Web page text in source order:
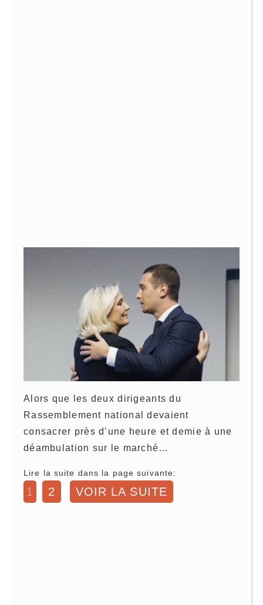
Alors que les deux dirigeants du
Rassemblement national devaient
consacrer près d’une heure et demie à une
déambulation sur le marché…
Lire la suite dans la page suivante:
1 2 VOIR LA SUITE